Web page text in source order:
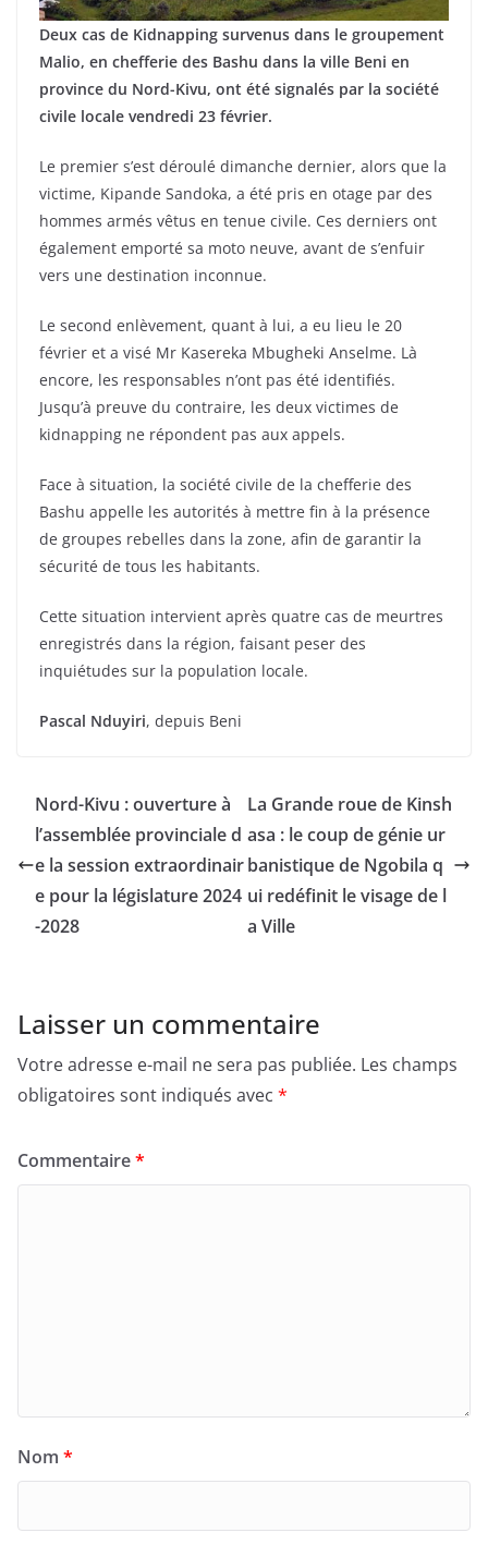
Deux cas de Kidnapping survenus dans le groupement
Malio, en chefferie des Bashu dans la ville Beni en
province du Nord-Kivu, ont été signalés par la société
civile locale vendredi 23 février.
Le premier s’est déroulé dimanche dernier, alors que la
victime, Kipande Sandoka, a été pris en otage par des
hommes armés vêtus en tenue civile. Ces derniers ont
également emporté sa moto neuve, avant de s’enfuir
vers une destination inconnue.
Le second enlèvement, quant à lui, a eu lieu le 20
février et a visé Mr Kasereka Mbugheki Anselme. Là
encore, les responsables n’ont pas été identifiés.
Jusqu’à preuve du contraire, les deux victimes de
kidnapping ne répondent pas aux appels.
Face à situation, la société civile de la chefferie des
Bashu appelle les autorités à mettre fin à la présence
de groupes rebelles dans la zone, afin de garantir la
sécurité de tous les habitants.
Cette situation intervient après quatre cas de meurtres
enregistrés dans la région, faisant peser des
inquiétudes sur la population locale.
Pascal Nduyiri, depuis Beni
Nord-Kivu : ouverture à
l’assemblée provinciale d
e la session extraordinair
e pour la législature 2024
-2028
La Grande roue de Kinsh
asa : le coup de génie ur
banistique de Ngobila q
ui redéfinit le visage de l
a Ville
Laisser un commentaire
Votre adresse e-mail ne sera pas publiée. Les champs
obligatoires sont indiqués avec *
Commentaire*
Nom *